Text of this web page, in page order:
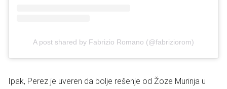
A post shared by Fabrizio Romano (@fabriziorom)
Ipak, Perez je uveren da bolje rešenje od Žoze Murinja u